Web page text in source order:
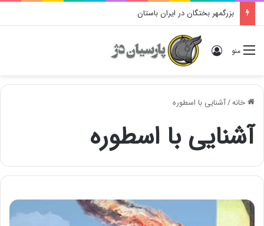
بزرگمهر بختگان در ایران باستان
منو ورود
خانه/آشنایی با اسطوره
آشنایی با اسطوره